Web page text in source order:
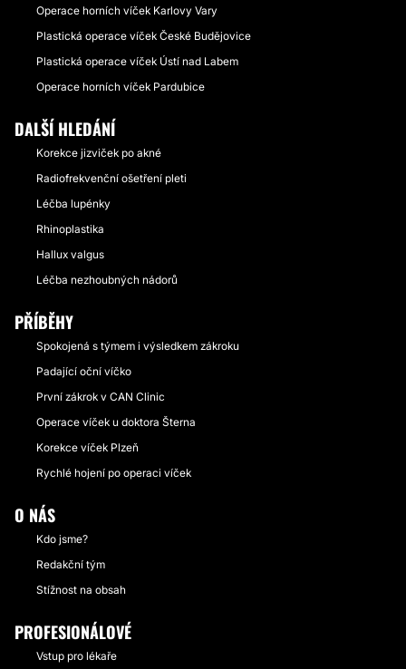
Operace horních víček Karlovy Vary
Plastická operace víček České Budějovice
Plastická operace víček Ústí nad Labem
Operace horních víček Pardubice
DALŠÍ HLEDÁNÍ
Korekce jizviček po akné
Radiofrekvenční ošetření pleti
Léčba lupénky
Rhinoplastika
Hallux valgus
Léčba nezhoubných nádorů
PŘÍBĚHY
Spokojená s týmem i výsledkem zákroku
Padající oční víčko
První zákrok v CAN Clinic
Operace víček u doktora Šterna
Korekce víček Plzeň
Rychlé hojení po operaci víček
O NÁS
Kdo jsme?
Redakční tým
Stížnost na obsah
PROFESIONÁLOVÉ
Vstup pro lékaře